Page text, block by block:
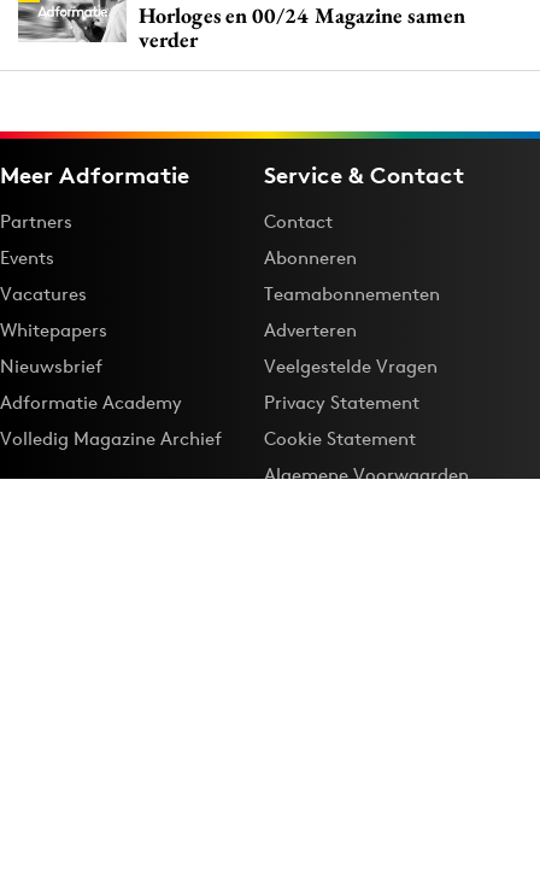
Horloges en 00/24 Magazine samen
verder
Meer Adformatie
Partners
Events
Vacatures
Whitepapers
Nieuwsbrief
Adformatie Academy
Volledig Magazine Archief
Service & Contact
Contact
Abonneren
Teamabonnementen
Adverteren
Veelgestelde Vragen
Privacy Statement
Cookie Statement
Algemene Voorwaarden